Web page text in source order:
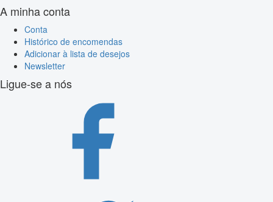
A minha conta
Conta
Histórico de encomendas
Adicionar à lista de desejos
Newsletter
Ligue-se a nós